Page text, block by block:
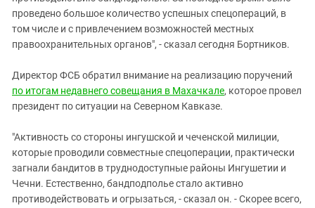
проведено большое количество успешных спецопераций, в
том числе и с привлечением возможностей местных
правоохранительных органов", - сказал сегодня Бортников.
Директор ФСБ обратил внимание на реализацию поручений
по итогам недавнего совещания в Махачкале, которое провел
президент по ситуации на Северном Кавказе.
"Активность со стороны ингушской и чеченской милиции,
которые проводили совместные спецоперации, практически
загнали бандитов в труднодоступные районы Ингушетии и
Чечни. Естественно, бандподполье стало активно
противодействовать и огрызаться, - сказал он. - Скорее всего,